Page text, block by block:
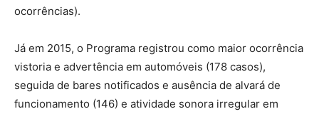
ocorrências).
Já em 2015, o Programa registrou como maior ocorrência
vistoria e advertência em automóveis (178 casos),
seguida de bares notificados e ausência de alvará de
funcionamento (146) e atividade sonora irregular em